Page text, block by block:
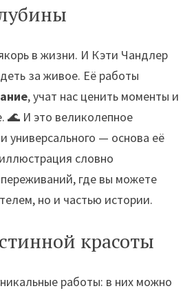
в жизни. И Кэти Чандлер
за живое. Её работы
, учат нас ценить моменты и
🌊 И это великолепное
универсального — основа её
словно
где вы можете
но и частью истории.
красоты
работы: в них можно